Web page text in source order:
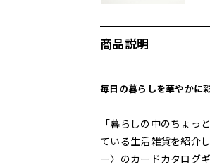
商品説明
毎日の暮らしを華やかに
「暮らしの中のちょ
ている生活雑貨を紹介
ー〉のカードカタログ